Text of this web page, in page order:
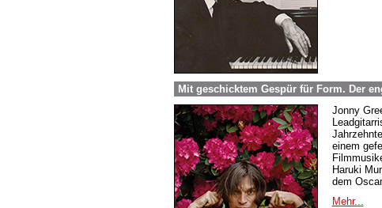
Mit geschicktem Gespür für Form. Der
Jonny
einem
Haruki
dem
Mehr...